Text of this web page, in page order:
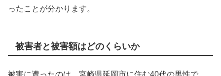
ったことが分かります。
被害者と被害額はどのくらいか
被害に遭ったのは、宮崎県延岡市に住む40代の男性で